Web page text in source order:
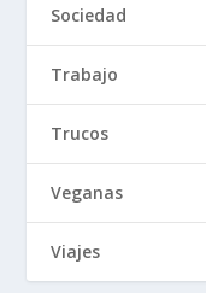
Sociedad
Trabajo
Trucos
Veganas
Viajes